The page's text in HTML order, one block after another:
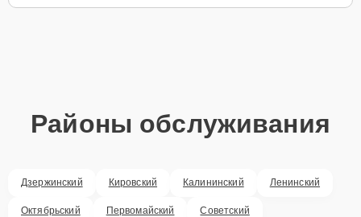
Районы обслуживания
Дзержинский Кировский Калининский Ленинский
Октябрьский Первомайский Советский